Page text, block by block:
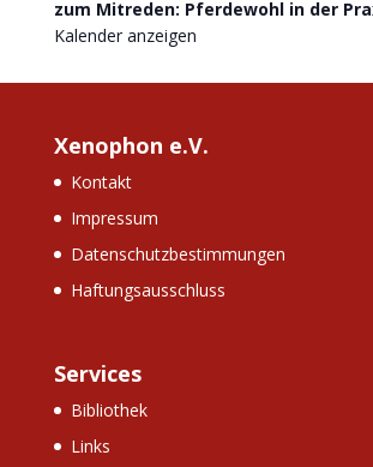
zum Mitreden: Pferdewohl in der
Kalender anzeigen
Xenophon e.V.
Kontakt
Impressum
Datenschutzbestimmungen
Haftungsausschluss
Services
Bibliothek
Links